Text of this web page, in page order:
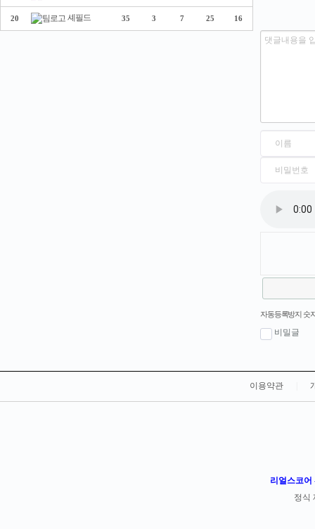
20 셰필드 35 3 7 25 16
자동등록방지 숫
비밀글
이용약관
리얼스코어
정식